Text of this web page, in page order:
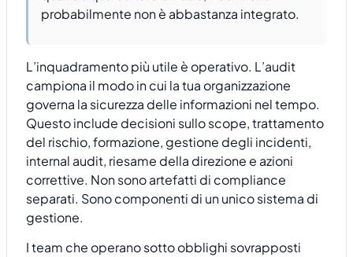
probabilmente non è abbastanza integrato.
L’inquadramento più utile è operativo. L’audit
campiona il modo in cui la tua organizzazione
governa la sicurezza delle informazioni nel tempo.
Questo include decisioni sullo scope, trattamento
del rischio, formazione, gestione degli incidenti,
internal audit, riesame della direzione e azioni
correttive. Non sono artefatti di compliance
separati. Sono componenti di un unico sistema di
gestione.
I team che operano sotto obblighi sovrapposti